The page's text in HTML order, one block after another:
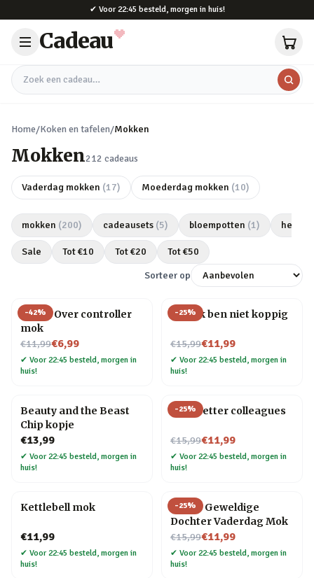
✔ Voor 22:45 besteld, morgen in huis!
Cadeau
Zoek een cadeau
Home/Koken en tafelen/Mokken
Mokken212 cadeaus
Vaderdag mokken (17) Moederdag mokken (10)
mokken (200) cadeausets (5) bloempotten (1)
Sale Tot €10 Tot €20 Tot €50
Sorteer op
-42%
Game Over controller
mok
€11,99
Nu voor€6,99
✔ Voor 22:45 besteld, morgen in
huis!
-25%
Mok Ik ben niet koppig
€15,99
Nu voor€11,99
✔ Voor 22:45 besteld, morgen in
huis!
Beauty and the Beast
Chip kopje
€13,99
✔ Voor 22:45 besteld, morgen in
huis!
-25%
Mok Better colleagues
€15,99
Nu voor€11,99
✔ Voor 22:45 besteld, morgen in
huis!
Kettlebell mok
€11,99
✔ Voor 22:45 besteld, morgen in
huis!
-25%
Meest Geweldige
Dochter Vaderdag Mok
€15,99
Nu voor€11,99
✔ Voor 22:45 besteld, morgen in
huis!